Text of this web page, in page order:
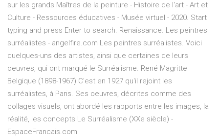
sur les grands Maîtres de la peinture - Histoire de l'art - Art et
Culture - Ressources éducatives - Musée virtuel - 2020. Start
typing and press Enter to search. Renaissance. Les peintres
surréalistes - angelfire.com Les peintres surréalistes. Voici
quelques-uns des artistes, ainsi que certaines de leurs
oeuvres, qui ont marqué le Surréalisme. René Magritte
Belgique (1898-1967) C'est en 1927 qu'il rejoint les
surréalistes, à Paris. Ses oeuvres, décrites comme des
collages visuels, ont abordé les rapports entre les images, la
réalité, les concepts Le Surréalisme (XXe siècle) -
EspaceFrancais.com